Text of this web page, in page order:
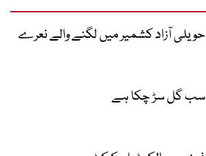
حویلی آزاد کشمیر میں لگنے والے نعرے
سب گل سڑ چکا ہے